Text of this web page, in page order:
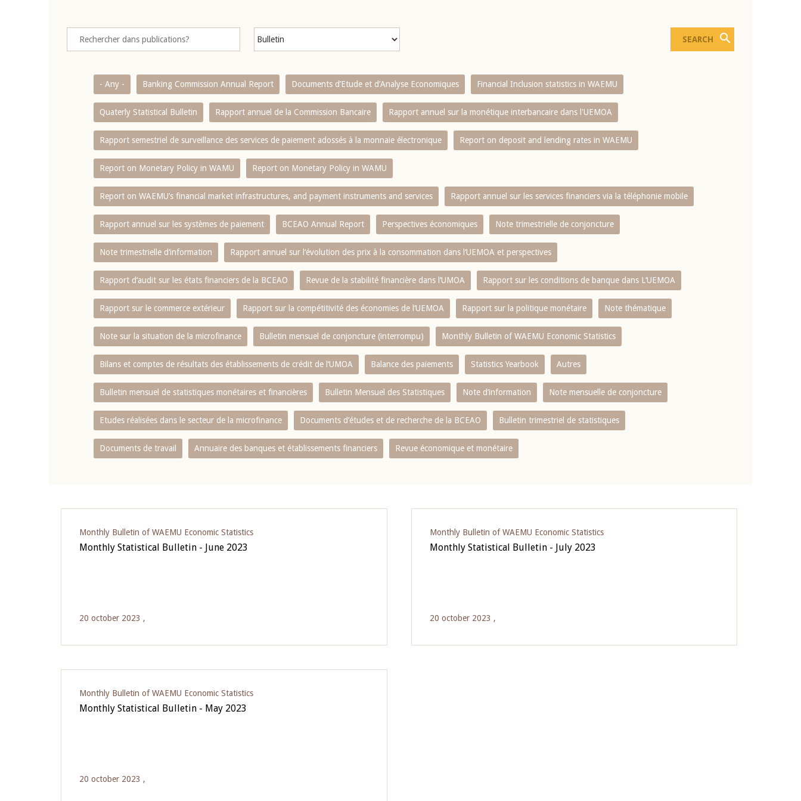
- Any - Banking Commission Annual Report Documents d’Etude et d’Analyse Economiques Financial Inclusion statistics in WAEMU
Quaterly Statistical Bulletin Rapport annuel de la Commission Bancaire Rapport annuel sur la monétique interbancaire dans l'UEMOA
Rapport semestriel de surveillance des services de paiement adossés à la monnaie électronique Report on deposit and lending rates in WAEMU
Report on Monetary Policy in WAMU Report on Monetary Policy in WAMU
Report on WAEMU’s financial market infrastructures, and payment instruments and services Rapport annuel sur les services financiers via la téléphonie mobile
Rapport annuel sur les systèmes de paiement BCEAO Annual Report Perspectives économiques Note trimestrielle de conjoncture
Note trimestrielle d‘information Rapport annuel sur l‘évolution des prix à la consommation dans l‘UEMOA et perspectives
Rapport d‘audit sur les états financiers de la BCEAO Revue de la stabilité financière dans l‘UMOA Rapport sur les conditions de banque dans L‘UEMOA
Rapport sur le commerce extérieur Rapport sur la compétitivité des économies de l‘UEMOA Rapport sur la politique monétaire Note thématique
Note sur la situation de la microfinance Bulletin mensuel de conjoncture (interrompu) Monthly Bulletin of WAEMU Economic Statistics
Bilans et comptes de résultats des établissements de crédit de l‘UMOA Balance des paiements Statistics Yearbook Autres
Bulletin mensuel de statistiques monétaires et financières Bulletin Mensuel des Statistiques Note d’information Note mensuelle de conjoncture
Etudes réalisées dans le secteur de la microfinance Documents d’études et de recherche de la BCEAO Bulletin trimestriel de statistiques
Documents de travail Annuaire des banques et établissements financiers Revue économique et monétaire
Monthly Bulletin of WAEMU Economic Statistics
Monthly Statistical Bulletin - June 2023
20 october 2023 ,
Monthly Bulletin of WAEMU Economic Statistics
Monthly Statistical Bulletin - July 2023
20 october 2023 ,
Monthly Bulletin of WAEMU Economic Statistics
Monthly Statistical Bulletin - May 2023
20 october 2023 ,